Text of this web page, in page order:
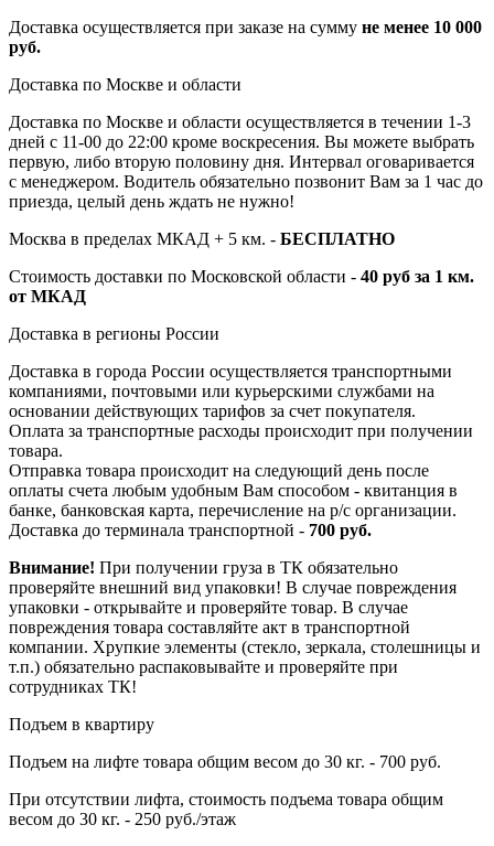
Доставка осуществляется при заказе на сумму не менее 10 000
руб.
Доставка по Москве и области
Доставка по Москве и области осуществляется в течении 1-3
дней с 11-00 до 22:00 кроме воскресения. Вы можете выбрать
первую, либо вторую половину дня. Интервал оговаривается
с менеджером. Водитель обязательно позвонит Вам за 1 час до
приезда, целый день ждать не нужно!
Москва в пределах МКАД + 5 км. - БЕСПЛАТНО
Стоимость доставки по Московской области - 40 руб за 1 км.
от МКАД
Доставка в регионы России
Доставка в города России осуществляется транспортными
компаниями, почтовыми или курьерскими службами на
основании действующих тарифов за счет покупателя.
Оплата за транспортные расходы происходит при получении
товара.
Отправка товара происходит на следующий день после
оплаты счета любым удобным Вам способом - квитанция в
банке, банковская карта, перечисление на р/с организации.
Доставка до терминала транспортной - 700 руб.
Внимание! При получении груза в ТК обязательно
проверяйте внешний вид упаковки! В случае повреждения
упаковки - открывайте и проверяйте товар. В случае
повреждения товара составляйте акт в транспортной
компании. Хрупкие элементы (стекло, зеркала, столешницы и
т.п.) обязательно распаковывайте и проверяйте при
сотрудниках ТК!
Подъем в квартиру
Подъем на лифте товара общим весом до 30 кг. - 700 руб.
При отсутствии лифта, стоимость подъема товара общим
весом до 30 кг. - 250 руб./этаж